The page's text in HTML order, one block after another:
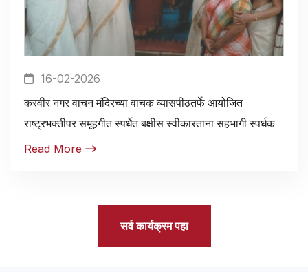
16-02-2026
करवीर नगर वाचन मंदिरच्या वाचक व्यासपीठतर्फे आयोजित
राष्ट्रभक्तीपर समूहगीत स्पर्धेत बक्षीस स्वीकारताना सहभागी स्पर्धक
Read More
सर्व कार्यक्रम पहा